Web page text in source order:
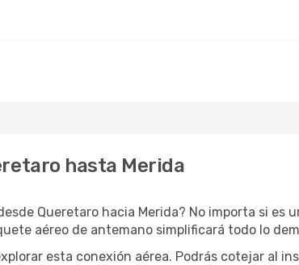
hasta Merida
Queretaro hacia Merida? No importa si es
aéreo de antemano simplificará todo lo
esta conexión aérea. Podrás cotejar al